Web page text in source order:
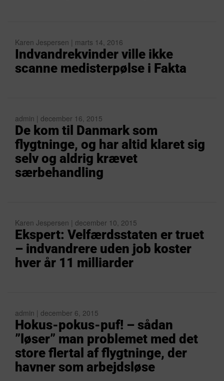
Karen Jespersen | marts 14, 2016
Indvandrekvinder ville ikke
scanne medisterpølse i Fakta
admin | december 16, 2015
De kom til Danmark som
flygtninge, og har altid klaret sig
selv og aldrig krævet
særbehandling
Karen Jespersen | december 10, 2015
Ekspert: Velfærdsstaten er truet
– indvandrere uden job koster
hver år 11 milliarder
admin | december 6, 2015
Hokus-pokus-puf! – sådan
”løser” man problemet med det
store flertal af flygtninge, der
havner som arbejdsløse